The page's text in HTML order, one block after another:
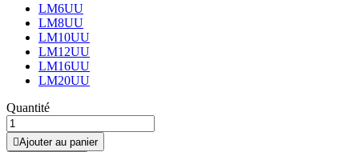
LM6UU
LM8UU
LM10UU
LM12UU
LM16UU
LM20UU
Quantité
Ajouter au panier